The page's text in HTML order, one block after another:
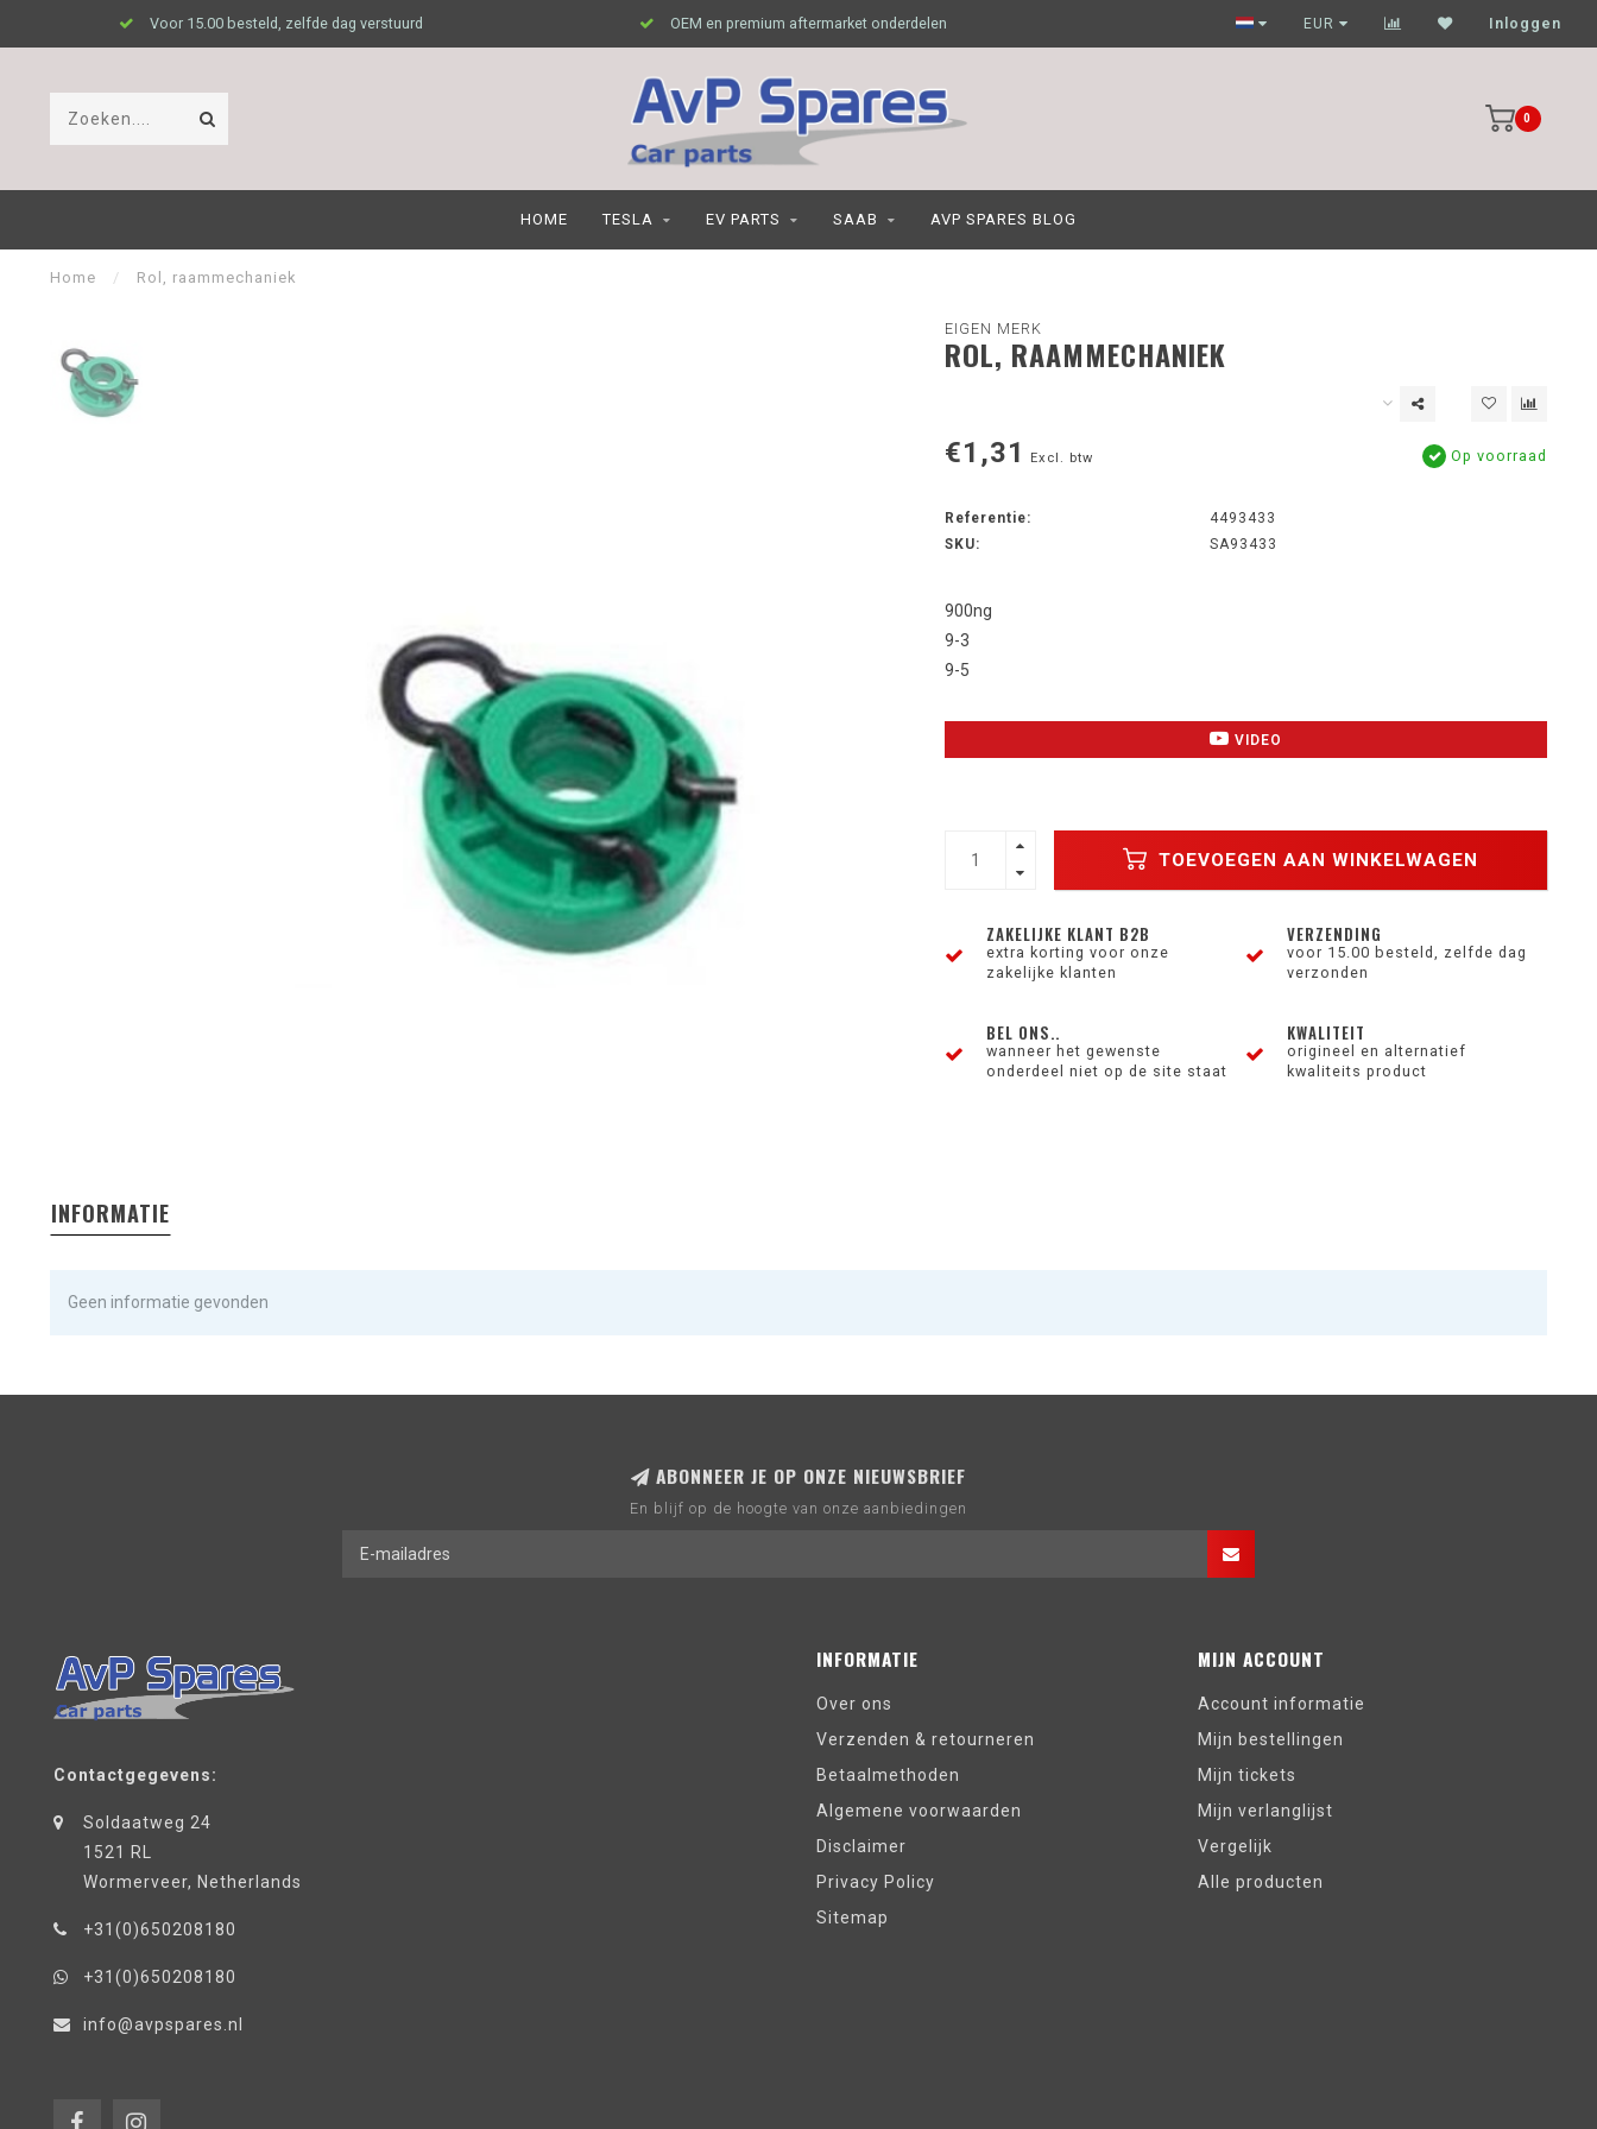
Voor 15.00 besteld, zelfde dag verstuurd OEM en premium aftermarket onderdelen Garagehouders nog scherpere prijzen
EUR Inloggen
0
HOME TESLA EV PARTS SAAB AVP SPARES BLOG
Home / Rol, raammechaniek
EIGEN MERK
ROL, RAAMMECHANIEK
€1,31 Excl. btw Op voorraad
Referentie:
4493433
SKU:
SA93433
900ng
9-3
9-5
VIDEO
TOEVOEGEN AAN WINKELWAGEN
ZAKELIJKE KLANT B2B
extra korting voor onze
zakelijke klanten
VERZENDING
voor 15.00 besteld, zelfde dag
verzonden
BEL ONS..
wanneer het gewenste
onderdeel niet op de site staat
KWALITEIT
origineel en alternatief
kwaliteits product
INFORMATIE
Geen informatie gevonden
ABONNEER JE OP ONZE NIEUWSBRIEF
En blijf op de hoogte van onze aanbiedingen
Contactgegevens:
Soldaatweg 24
1521 RL
Wormerveer, Netherlands
+31(0)650208180
+31(0)650208180
info@avpspares.nl
INFORMATIE
Over ons
Verzenden & retourneren
Betaalmethoden
Algemene voorwaarden
Disclaimer
Privacy Policy
Sitemap
MIJN ACCOUNT
Account informatie
Mijn bestellingen
Mijn tickets
Mijn verlanglijst
Vergelijk
Alle producten